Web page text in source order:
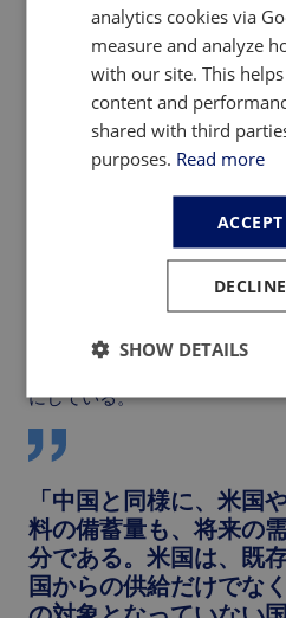
この無料ホワイトペーパーでは
直統合を担当していた専門家で
が、過去20年間にわたる米国
り方を比較検討し、中国に追い
の米国・欧州への提言を行って
具体的には、本報告書では、
どのように活用して国内メーカ
抑え、その後10年間で川下産
動車やバッテリーといった戦略
いて大きなリードを築いたかを
本調査では、米国とEUのそれ
「インフレ抑制法」と「重要
にしている。
「中国と同様に、米国
料の備蓄量も、将来の
分である。米国は、既
国からの供給だけでな
analytics cookies via
measure and analyze
with our site. This
content and
shared with third
purposes. Read more
SHOW DETAILS